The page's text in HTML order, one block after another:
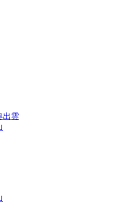
出雲